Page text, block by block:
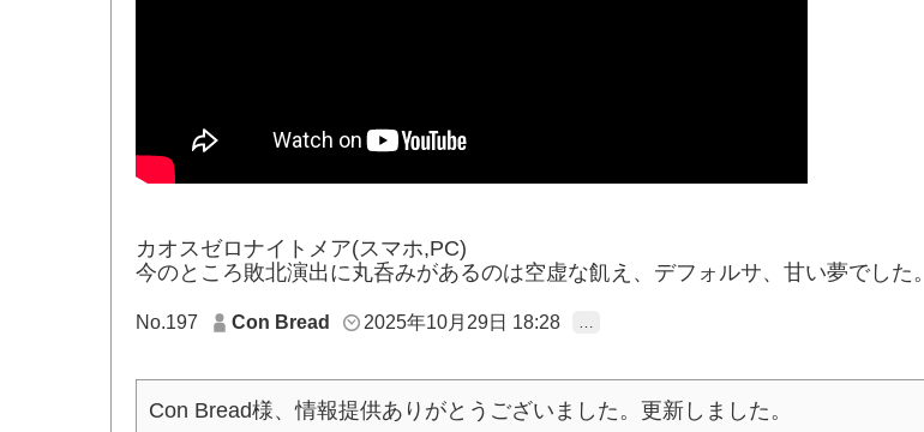
カオスゼロナイトメア(スマホ,PC)
今のところ敗北演出に丸呑みがあるのは空虚な飢え、デフォルサ、甘い夢でした。
No.197 Con Bread 2025年10月29日 18:28 …
Con Bread様、情報提供ありがとうございました。更新しました。